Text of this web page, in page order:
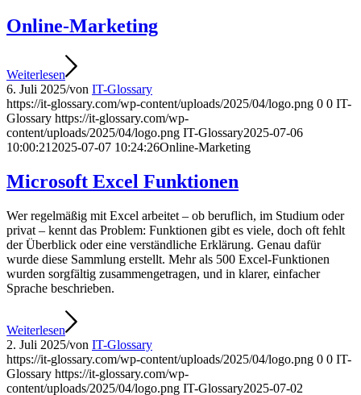
Online-Marketing
Weiterlesen
6. Juli 2025/von IT-Glossary
https://it-glossary.com/wp-content/uploads/2025/04/logo.png 0 0 IT-
Glossary https://it-glossary.com/wp-
content/uploads/2025/04/logo.png IT-Glossary2025-07-06
10:00:21 2025-07-07 10:24:26Online-Marketing
Microsoft Excel Funktionen
Wer regelmäßig mit Excel arbeitet – ob beruflich, im Studium oder
privat – kennt das Problem: Funktionen gibt es viele, doch oft fehlt
der Überblick oder eine verständliche Erklärung. Genau dafür
wurde diese Sammlung erstellt. Mehr als 500 Excel-Funktionen
wurden sorgfältig zusammengetragen, und in klarer, einfacher
Sprache beschrieben.
Weiterlesen
2. Juli 2025/von IT-Glossary
https://it-glossary.com/wp-content/uploads/2025/04/logo.png 0 0 IT-
Glossary https://it-glossary.com/wp-
content/uploads/2025/04/logo.png IT-Glossary2025-07-02